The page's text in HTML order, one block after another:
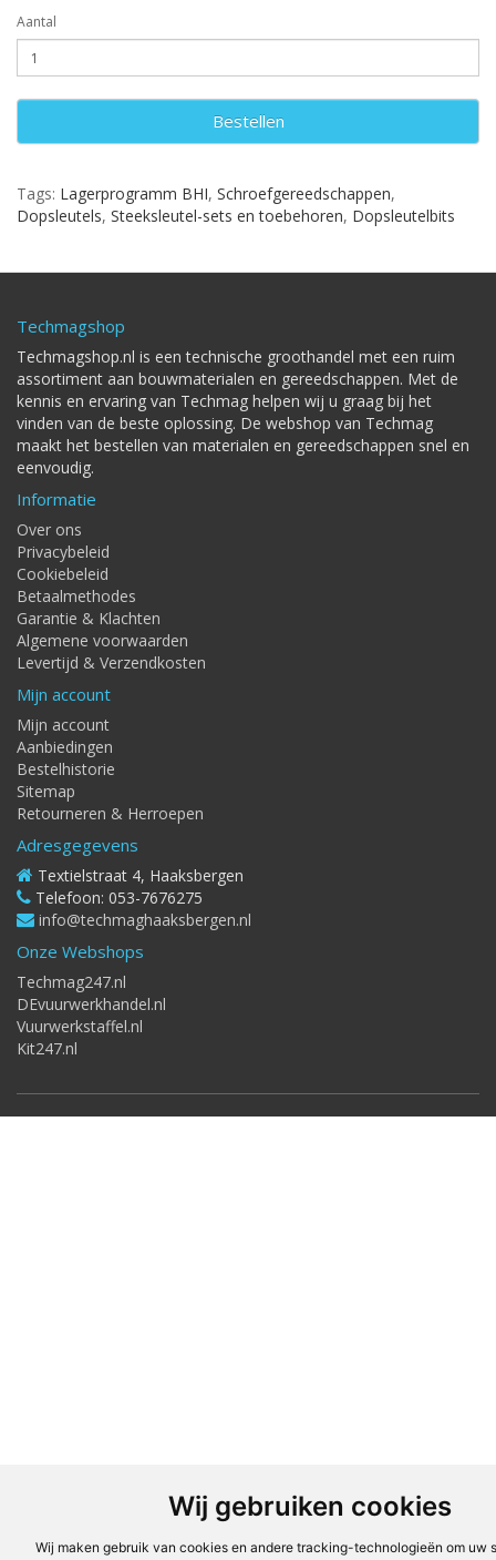
Wij gebruiken cookies
Wij maken gebruik van cookies en andere tracking-technologieën om uw
Aantal
Bestellen
Tags: Lagerprogramm BHI, Schroefgereedschappen,
Dopsleutels, Steeksleutel-sets en toebehoren, Dopsleutelbits
Techmagshop
Techmagshop.nl is een technische groothandel met een ruim
assortiment aan bouwmaterialen en gereedschappen. Met de
kennis en ervaring van Techmag helpen wij u graag bij het
vinden van de beste oplossing. De webshop van Techmag
maakt het bestellen van materialen en gereedschappen snel en
eenvoudig.
Informatie
Over ons
Privacybeleid
Cookiebeleid
Betaalmethodes
Garantie & Klachten
Algemene voorwaarden
Levertijd & Verzendkosten
Mijn account
Mijn account
Aanbiedingen
Bestelhistorie
Sitemap
Retourneren & Herroepen
Adresgegevens
Textielstraat 4, Haaksbergen
Telefoon: 053-7676275
info@techmaghaaksbergen.nl
Onze Webshops
Techmag247.nl
DEvuurwerkhandel.nl
Vuurwerkstaffel.nl
Kit247.nl